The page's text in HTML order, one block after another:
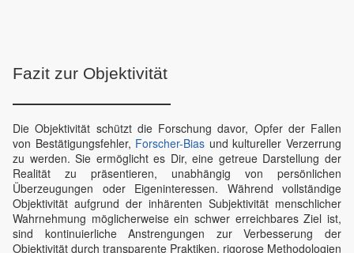
Fazit zur Objektivität
Die Objektivität schützt die Forschung davor, Opfer der Fallen
von Bestätigungsfehler, Forscher-Bias und kultureller Verzerrung
zu werden. Sie ermöglicht es Dir, eine getreue Darstellung der
Realität zu präsentieren, unabhängig von persönlichen
Überzeugungen oder Eigeninteressen. Während vollständige
Objektivität aufgrund der inhärenten Subjektivität menschlicher
Wahrnehmung möglicherweise ein schwer erreichbares Ziel ist,
sind kontinuierliche Anstrengungen zur Verbesserung der
Objektivität durch transparente Praktiken, rigorose Methodologien